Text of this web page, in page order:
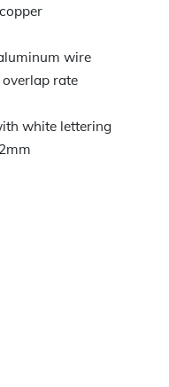
wire
rate
white lettering